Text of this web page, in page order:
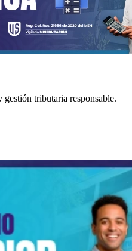
tributaria responsable.